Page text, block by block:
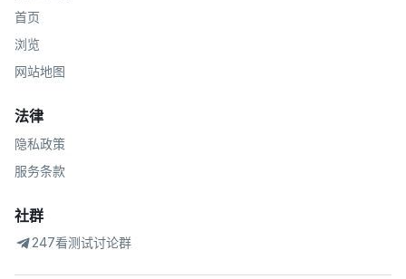
首页
浏览
网站地图
法律
隐私政策
服务条款
社群
247看测试讨论群